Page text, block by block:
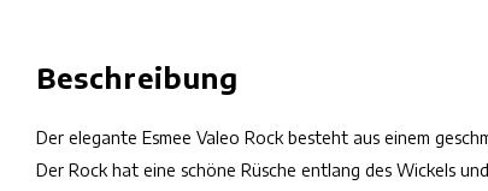
Beschreibung
Der elegante Esmee Valeo Rock besteht aus einem
Der Rock hat eine schöne Rüsche entlang des Wickels